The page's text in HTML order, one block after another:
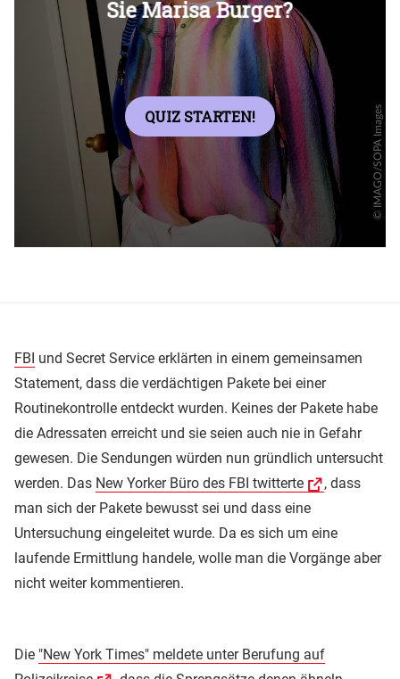
FBI und Secret Service erklärten in einem gemeinsamen
Statement, dass die verdächtigen Pakete bei einer
Routinekontrolle entdeckt wurden. Keines der Pakete habe
die Adressaten erreicht und sie seien auch nie in Gefahr
gewesen. Die Sendungen würden nun gründlich untersucht
werden. Das New Yorker Büro des FBI twitterte
, dass
man sich der Pakete bewusst sei und dass eine
Untersuchung eingeleitet wurde. Da es sich um eine
laufende Ermittlung handele, wolle man die Vorgänge aber
nicht weiter kommentieren.
Die "New York Times" meldete unter Berufung auf